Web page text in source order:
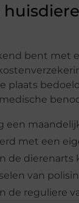
bent met
plaats
een
met een
de
van
de reguliere